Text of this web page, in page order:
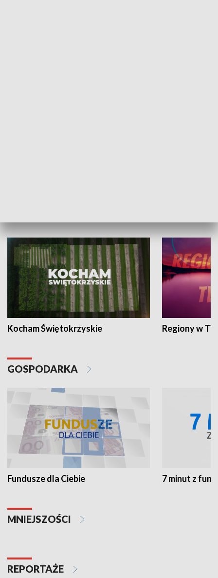
Kocham Świętokrzyskie Regiony w
GOSPODARKA
Fundusze dla Ciebie 7 minut z
MNIEJSZOŚCI
REPORTAŻE